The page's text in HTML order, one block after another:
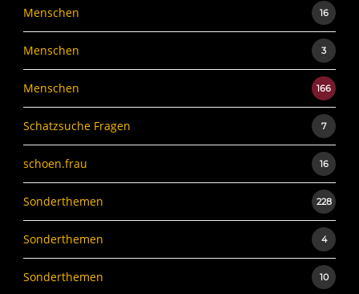
Menschen 16
Menschen 3
Menschen 166
Schatzsuche Fragen 7
schoen.frau 16
Sonderthemen 228
Sonderthemen 4
Sonderthemen 10